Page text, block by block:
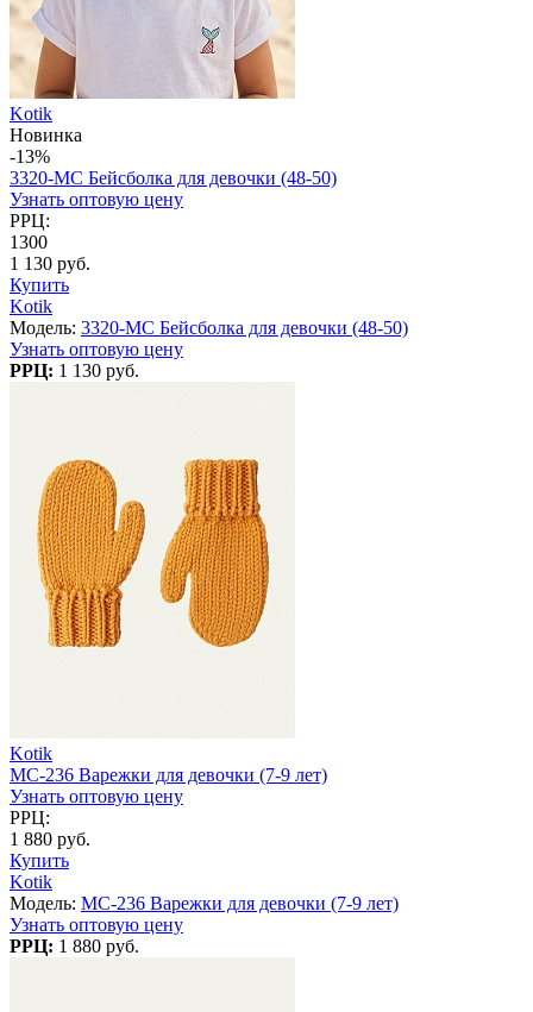
Kotik
Новинка
-13%
3320-MC Бейсболка для девочки (48-50)
Узнать оптовую цену
РРЦ:
1300
1 130 руб.
Купить
Kotik
Модель: 3320-MC Бейсболка для девочки (48-50)
Узнать оптовую цену
РРЦ: 1 130 руб.
Kotik
MC-236 Варежки для девочки (7-9 лет)
Узнать оптовую цену
РРЦ:
1 880 руб.
Купить
Kotik
Модель: MC-236 Варежки для девочки (7-9 лет)
Узнать оптовую цену
РРЦ: 1 880 руб.